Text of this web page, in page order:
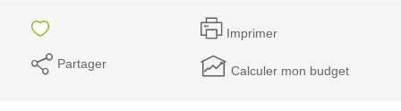
Imprimer
Partager Calculer mon budget